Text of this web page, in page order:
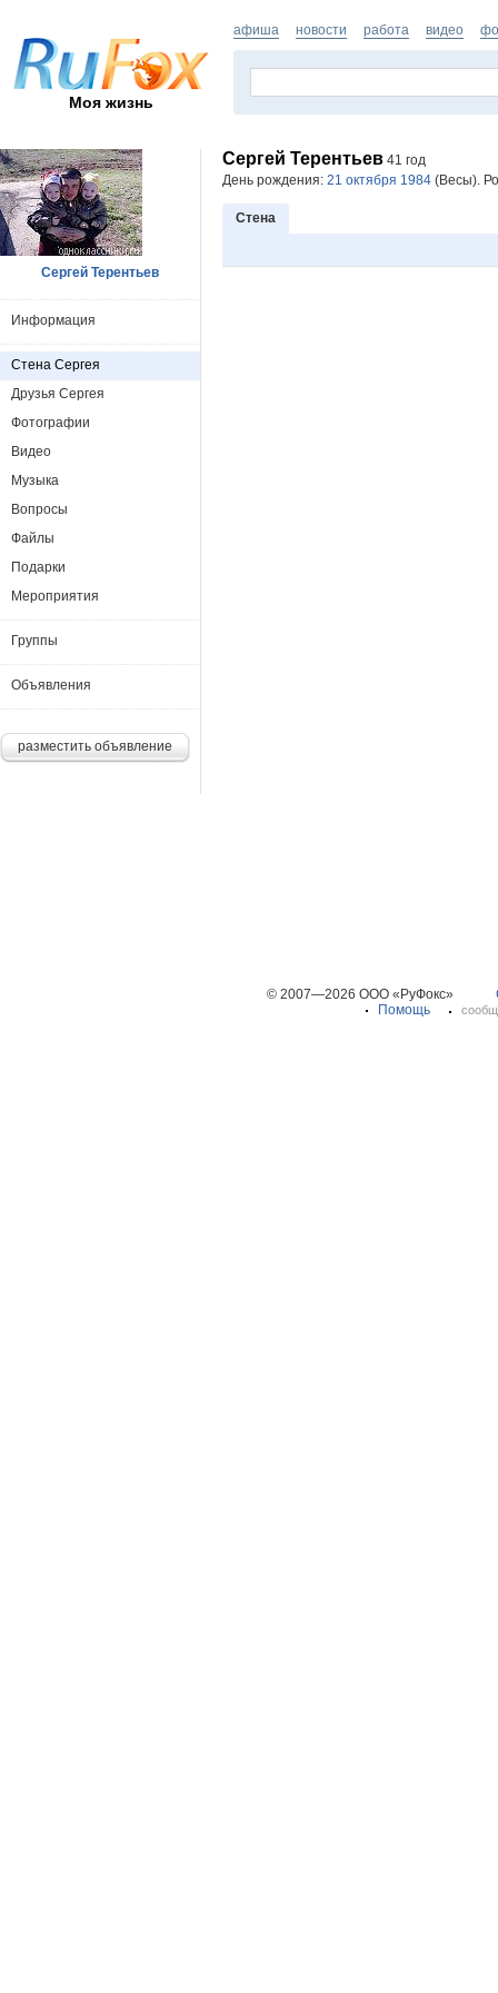
Моя жизнь
афиша новости работа видео
Сергей Терентьев 41 год
День рождения: 21 октября 1984 (Весы).
Стена
Сергей Терентьев
Информация
Стена Сергея
Друзья Сергея
Фотографии
Видео
Музыка
Вопросы
Файлы
Подарки
Мероприятия
Группы
Объявления
разместить объявление
© 2007—2026 ООО «РуФокс»
Помощь